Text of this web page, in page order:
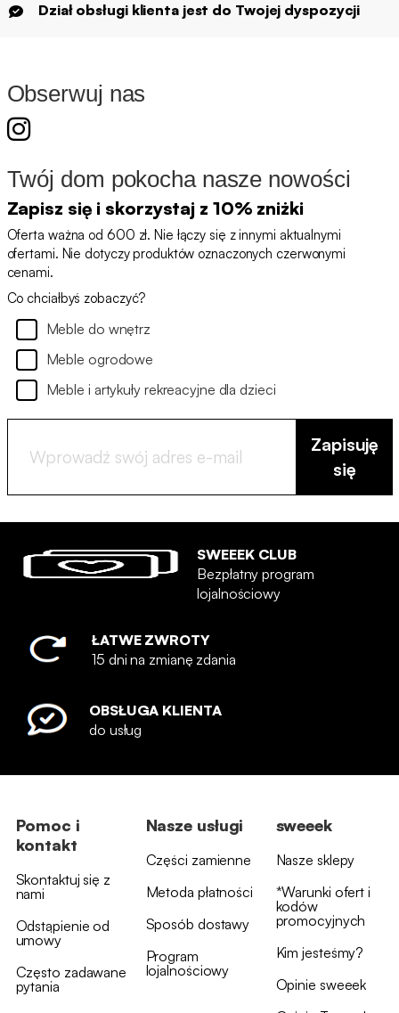
Dział obsługi klienta jest do Twojej dyspozycji
Obserwuj nas
Twój dom pokocha nasze nowości
Zapisz się i skorzystaj z 10% zniżki
Oferta ważna od 600 zł. Nie łączy się z innymi aktualnymi
ofertami. Nie dotyczy produktów oznaczonych czerwonymi
cenami.
Co chciałbyś zobaczyć?
Meble do wnętrz
Meble ogrodowe
Meble i artykuły rekreacyjne dla dzieci
Zapisuję
się
SWEEEK CLUB
Bezpłatny program
lojalnościowy
ŁATWE ZWROTY
15 dni na zmianę zdania
OBSŁUGA KLIENTA
do usług
Pomoc i
kontakt
Skontaktuj się z
nami
Odstąpienie od
umowy
Często zadawane
pytania
Nasze usługi
Części zamienne
Metoda płatności
Sposób dostawy
Program
lojalnościowy
sweeek
Nasze sklepy
*Warunki ofert i
kodów
promocyjnych
Kim jesteśmy?
Opinie sweeek